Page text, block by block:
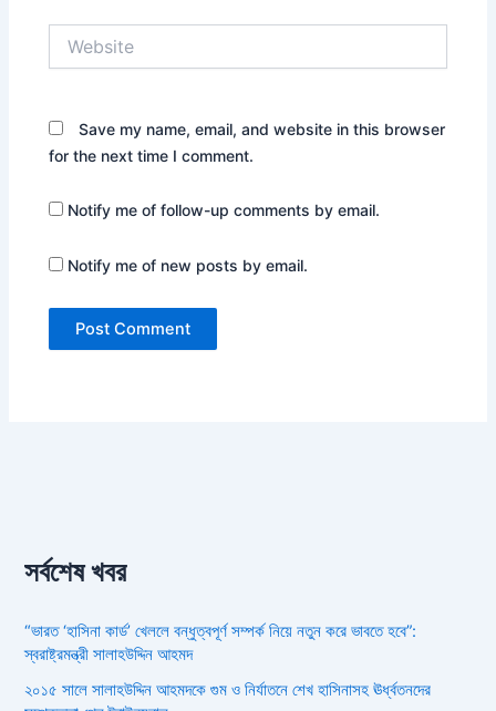
Save my name, email, and website in this browser
for the next time I comment.
Notify me of follow-up comments by email.
Notify me of new posts by email.
সর্বশেষ খবর
“ভারত ‘হাসিনা কার্ড’ খেললে বন্ধুত্বপূর্ণ সম্পর্ক নিয়ে নতুন করে ভাবতে হবে”:
স্বরাষ্ট্রমন্ত্রী সালাহউদ্দিন আহমদ
২০১৫ সালে সালাহউদ্দিন আহমদকে গুম ও নির্যাতনে শেখ হাসিনাসহ ঊর্ধ্বতনদের